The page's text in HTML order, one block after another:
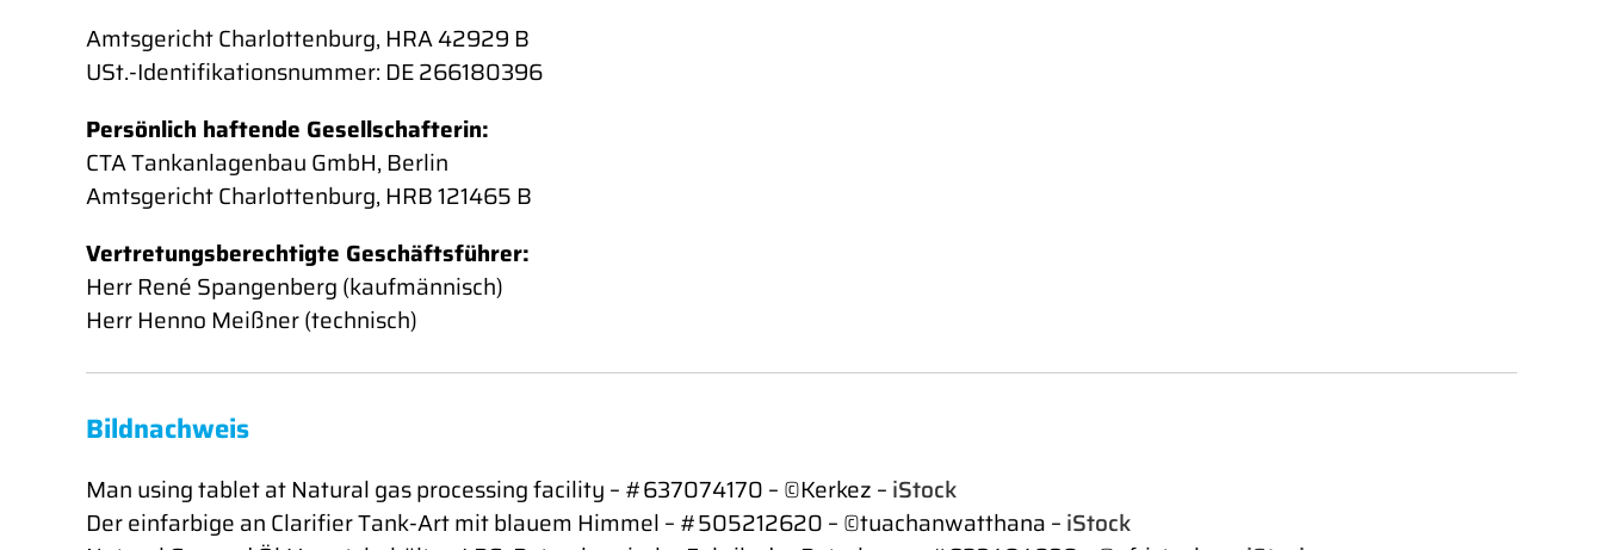
Amtsgericht Charlottenburg, HRA 42929 B
USt.-Identifikationsnummer: DE 266180396
Persönlich haftende Gesellschafterin:
CTA Tankanlagenbau GmbH, Berlin
Amtsgericht Charlottenburg, HRB 121465 B
Vertretungsberechtigte Geschäftsführer:
Herr René Spangenberg (kaufmännisch)
Herr Henno Meißner (technisch)
Bildnachweis
Man using tablet at Natural gas processing facility – #637074170 – ©Kerkez – iStock
Der einfarbige an Clarifier Tank-Art mit blauem Himmel – #505212620 – ©tuachanwatthana – iStock